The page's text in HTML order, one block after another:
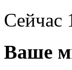
Сейчас
Ваше